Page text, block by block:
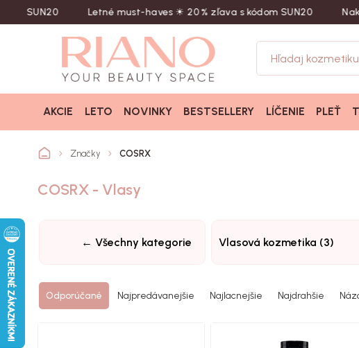
SUN20 Letné must-haves ☀︎ 20 % zľava s kódom SUN20
AKCIE LETO NOVINKY BESTSELLERY LÍČENIE PLEŤ
Značky COSRX
COSRX - Vlasy
← Všechny kategorie Vlasová kozmetika (3)
Odporúčané Najpredávanejšie Najlacnejšie Najdrahšie